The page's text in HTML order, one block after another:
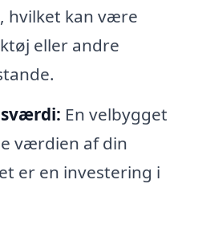
hvilket kan være
eller andre
En velbygget
værdien af din
er en investering i